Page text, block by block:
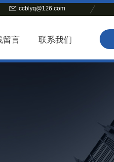
ccblyq@126.com
留言 联系我们